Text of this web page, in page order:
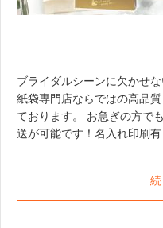
ブライダルシーンに欠かせ
紙袋専門店ならではの高品
ております。 お急ぎの方で
送が可能です！名入れ印刷